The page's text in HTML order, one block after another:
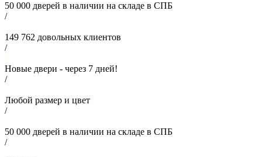
50 000 дверей в наличии на складе в СПБ
/
149 762 довольных клиентов
/
Новые двери - через 7 дней!
/
Любой размер и цвет
/
50 000 дверей в наличии на складе в СПБ
/